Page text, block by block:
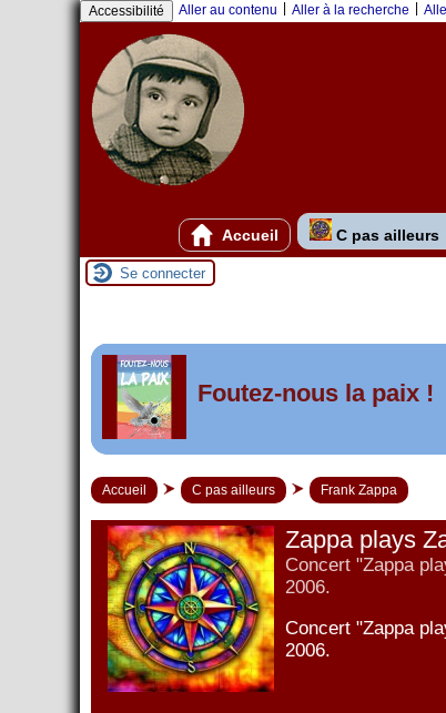
Accessibilité Aller au contenu Aller à la recherche
Accueil C pas ailleurs
Se connecter
1ermai 2026 à Saint-
Foutez-nous la paix !
Accueil C pas ailleurs Frank Zappa
Zappa plays
Concert "Zappa
2006.
Concert "Zappa
2006.